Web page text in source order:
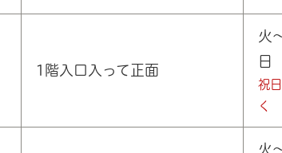
1階入口入って正面
火
日
祝
く
火